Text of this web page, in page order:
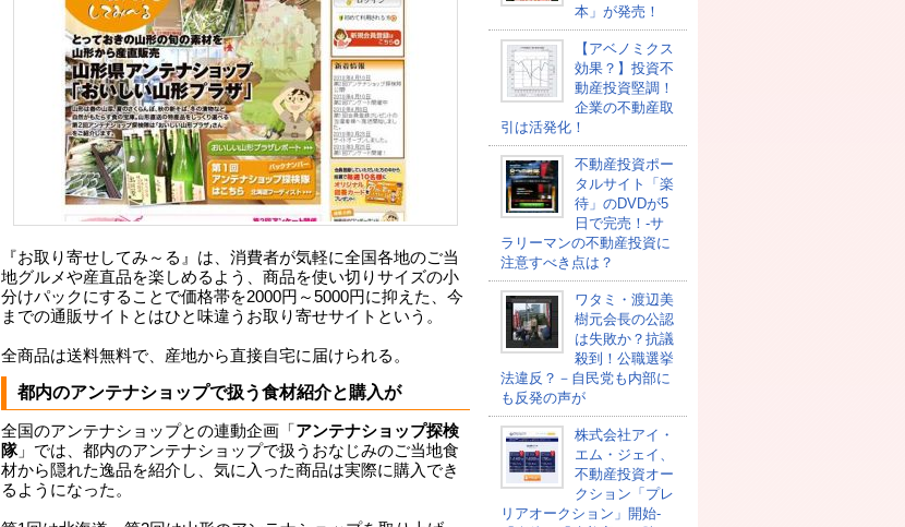
『お取り寄せしてみ～る』は、消費者が気軽に全国各地のご当
地グルメや産直品を楽しめるよう、商品を使い切りサイズの小
分けパックにすることで価格帯を2000円～5000円に抑えた、今
までの通販サイトとはひと味違うお取り寄せサイトという。
全商品は送料無料で、産地から直接自宅に届けられる。
都内のアンテナショップで扱う食材紹介と購入が
全国のアンテナショップとの連動企画「 アンテナショップ探検
隊」では、都内のアンテナショップで扱うおなじみのご当地食
材から隠れた逸品を紹介し、気に入った商品は実際に購入でき
るようになった。
本」が発売！
【アベノミクス
効果？】投資不
動産投資堅調！
企業の不動産取
引は活発化！
不動産投資ポー
タルサイト「楽
待」のDVDが5
日で完売！-サ
ラリーマンの不動産投資に
注意すべき点は？
ワタミ・渡辺美
樹元会長の公認
は失敗か？抗議
殺到！公職選挙
法違反？－自民党も内部に
も反発の声が
株式会社アイ・
エム・ジェイ、
不動産投資オー
クション「プレ
リアオークション」開始-